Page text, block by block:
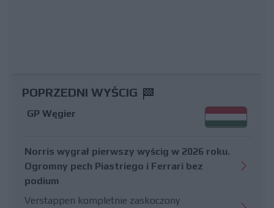
POPRZEDNI WYŚCIG
GP Węgier
Norris wygrał pierwszy wyścig w 2026 roku.
Ogromny pech Piastriego i Ferrari bez
podium
Verstappen kompletnie zaskoczony